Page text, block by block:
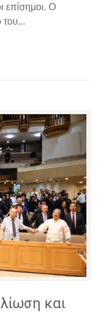
επίσημοι. Ο
του...
και